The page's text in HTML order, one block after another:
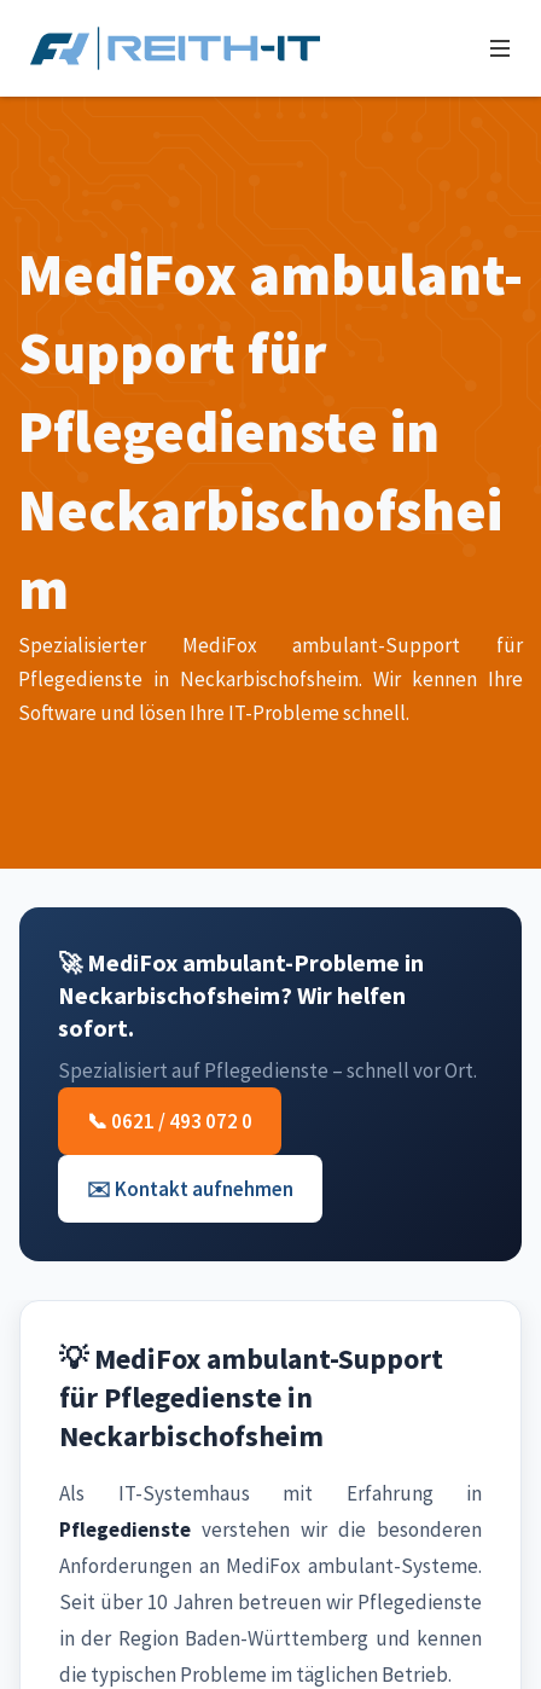
MediFox ambulant-
Support für
Pflegedienste in
Neckarbischofshei
m
Spezialisierter MediFox ambulant-Support für
Pflegedienste in Neckarbischofsheim. Wir kennen Ihre
Software und lösen Ihre IT-Probleme schnell.
🚀 MediFox ambulant-Probleme in
Neckarbischofsheim? Wir helfen
sofort.
Spezialisiert auf Pflegedienste – schnell vor Ort.
📞 0621 / 493 072 0
✉️ Kontakt aufnehmen
💡 MediFox ambulant-Support
für Pflegedienste in
Neckarbischofsheim
Als IT-Systemhaus mit Erfahrung in
Pflegedienste verstehen wir die besonderen
Anforderungen an MediFox ambulant-Systeme.
Seit über 10 Jahren betreuen wir Pflegedienste
in der Region Baden-Württemberg und kennen
die typischen Probleme im täglichen Betrieb.